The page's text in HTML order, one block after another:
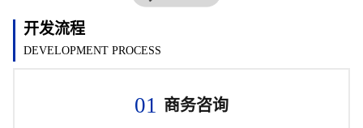
开发流程
DEVELOPMENT PROCESS
01 商务咨询